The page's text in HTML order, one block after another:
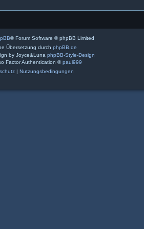
® Forum Software © phpBB Limited
Übersetzung durch phpBB.de
by Joyce&Luna phpBB-Style-Design
Factor Authentication ©paul999
| Nutzungsbedingungen